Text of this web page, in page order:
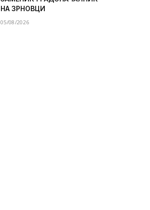
НА ЗРНОВЦИ
05/08/2026